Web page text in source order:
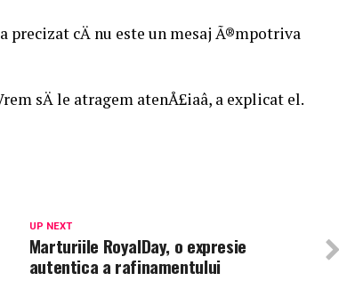
cÄ nu este un mesaj Ã®mpotriva
sÄ le atragem atenÅ£iaâ, a explicat el.
UP NEXT
Marturiile RoyalDay, o expresie
autentica a rafinamentului